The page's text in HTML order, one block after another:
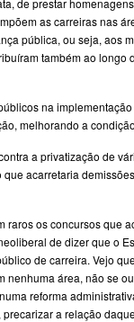
de prestar
as carreiras nas
pública, ou seja, aos
também ao longo
na
melhorando a
a privatização de
acarretaria
raros os concursos que
de dizer que o
de carreira. Vejo
área, não se
reforma
a relação